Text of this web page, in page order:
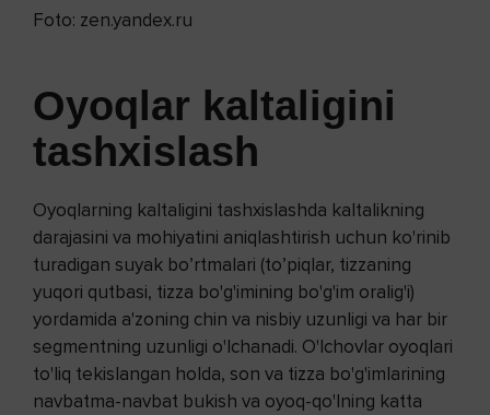
Foto: zen.yandex.ru
Oyoqlar kaltaligini
tashxislash
Oyoqlarning kaltaligini tashxislashda kaltalikning
darajasini va mohiyatini aniqlashtirish uchun ko'rinib
turadigan suyak bo’rtmalari (to’piqlar, tizzaning
yuqori qutbasi, tizza bo'g'imining bo'g'im oralig'i)
yordamida a'zoning chin va nisbiy uzunligi va har bir
segmentning uzunligi o'lchanadi. O'lchovlar oyoqlari
to'liq tekislangan holda, son va tizza bo'g'imlarining
navbatma-navbat bukish va oyoq-qo'lning katta